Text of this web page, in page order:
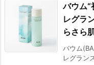
バウム“
レグラ
らさら
バウム
レグラン